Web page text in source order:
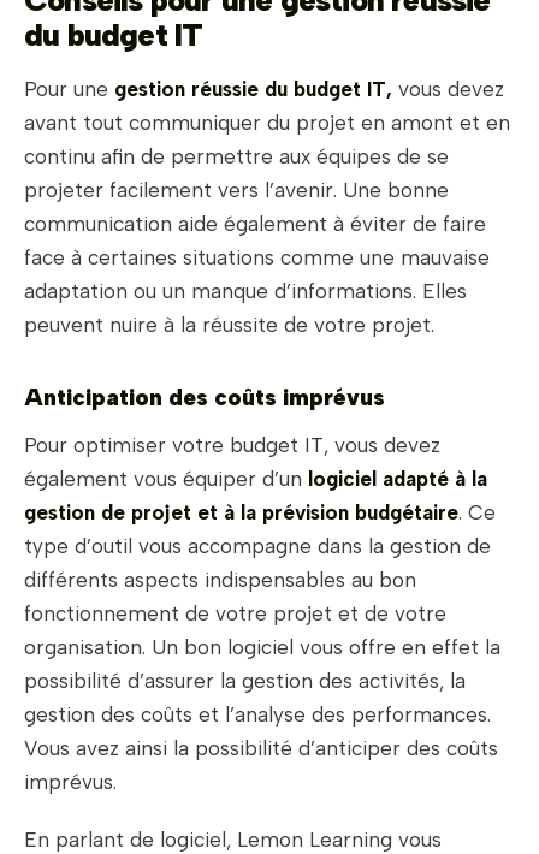
du budget IT
Pour une gestion réussie du budget IT, vous devez
avant tout communiquer du projet en amont et en
continu afin de permettre aux équipes de se
projeter facilement vers l’avenir. Une bonne
communication aide également à éviter de faire
face à certaines situations comme une mauvaise
adaptation ou un manque d’informations. Elles
peuvent nuire à la réussite de votre projet.
Anticipation des coûts imprévus
Pour optimiser votre budget IT, vous devez
également vous équiper d’un logiciel adapté à la
gestion de projet et à la prévision budgétaire. Ce
type d’outil vous accompagne dans la gestion de
différents aspects indispensables au bon
fonctionnement de votre projet et de votre
organisation. Un bon logiciel vous offre en effet la
possibilité d’assurer la gestion des activités, la
gestion des coûts et l’analyse des performances.
Vous avez ainsi la possibilité d’anticiper des coûts
imprévus.
En parlant de logiciel, Lemon Learning vous